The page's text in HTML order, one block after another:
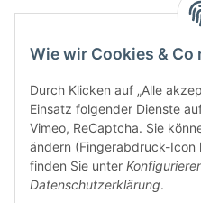
Wie wir Cookies & Co
Durch Klicken auf „Alle
Einsatz folgender Dienste
Vimeo, ReCaptcha. Sie
ändern (Fingerabdruck-Icon
finden Sie unter
Datenschutzerklärung.
Informationen